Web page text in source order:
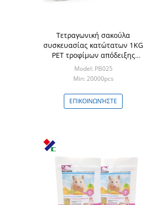
Τετραγωνική σακούλα
συσκευασίας κατώτατων 1KG
PET τροφίμων απόδειξης
σκόνης
Model: PB025
Min: 20000pcs
ΕΠΙΚΟΙΝΩΝΉΣΤΕ